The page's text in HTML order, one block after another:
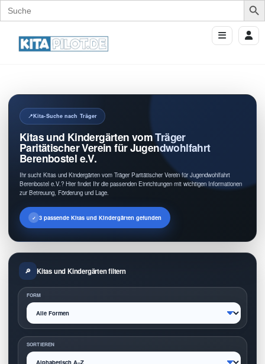
Search
for:
Kita-Suche nach Träger
Kitas und Kindergärten vom Träger
Paritätischer Verein für Jugendwohlfahrt
Berenbostel e.V.
Ihr sucht Kitas und Kindergärten vom Träger Paritätischer Verein für Jugendwohlfahrt
Berenbostel e.V.? Hier findet Ihr die passenden Einrichtungen mit wichtigen Informationen
zur Betreuung, Förderung und Lage.
3 passende Kitas und Kindergärten gefunden
Kitas und Kindergärten filtern
FORM
SORTIEREN